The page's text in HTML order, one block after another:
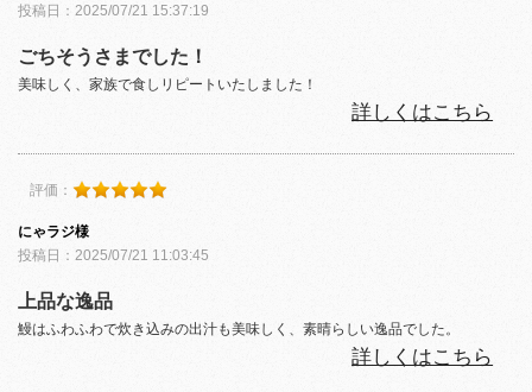
投稿日：2025/07/21 15:37:19
ごちそうさまでした！
美味しく、家族で食しリピートいたしました！
詳しくはこちら
評価：
にゃラジ様
投稿日：2025/07/21 11:03:45
上品な逸品
鰻はふわふわで炊き込みの出汁も美味しく、素晴らしい逸品でした。
詳しくはこちら